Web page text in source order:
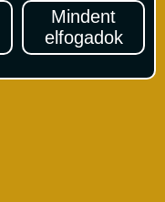
Mindent
elfogadok
utazási